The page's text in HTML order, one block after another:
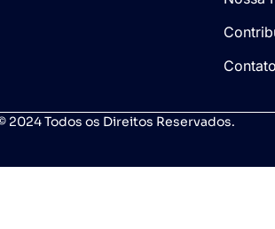
Contato
2024 Todos os Direitos Reservados.